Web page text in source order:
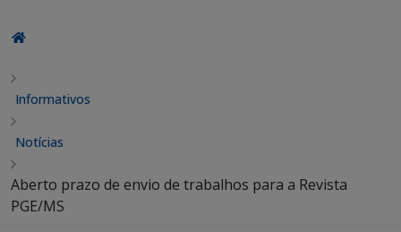
Informativos
Notícias
Aberto prazo de envio de trabalhos para a Revista
PGE/MS